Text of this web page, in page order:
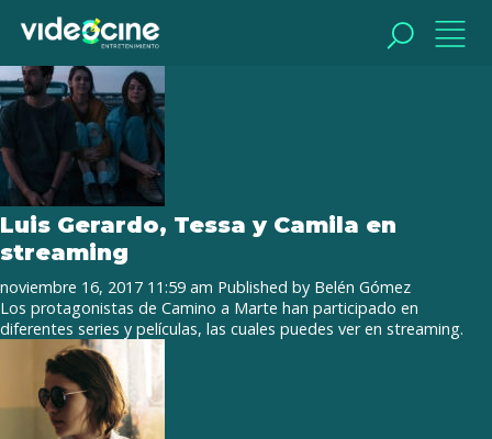
Tag Archive: Después de Lucía
Luis Gerardo, Tessa y Camila en
streaming
noviembre 16, 2017 11:59 am Published by Belén Gómez
Los protagonistas de Camino a Marte han participado en
diferentes series y películas, las cuales puedes ver en streaming.